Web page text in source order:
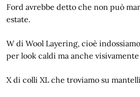
Ford avrebbe detto che non può
estate.
W di Wool Layering, cioè
per look caldi ma anche
X di colli XL che troviamo su